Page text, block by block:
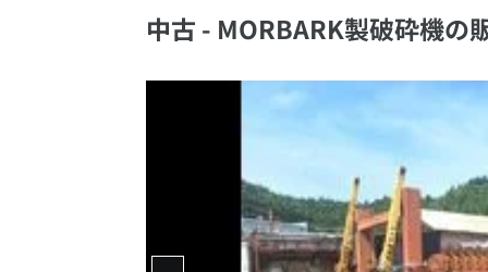
中古 - MORBARK製破砕機の